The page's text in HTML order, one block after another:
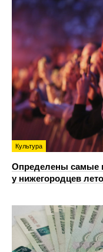
Культура
Определены самые
у нижегородцев